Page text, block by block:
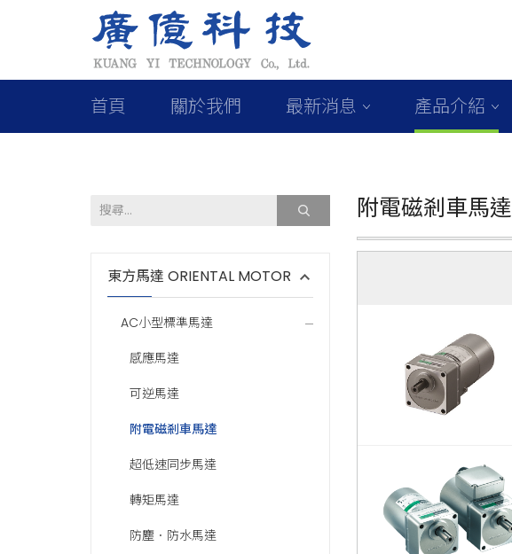
首頁 關於我們 最新消息 產品介紹
東方馬達 ORIENTAL MOTOR
AC小型標準馬達
感應馬達
可逆馬達
附電磁剎車馬達
超低速同步馬達
轉矩馬達
防塵．防水馬達
附電磁剎車馬達